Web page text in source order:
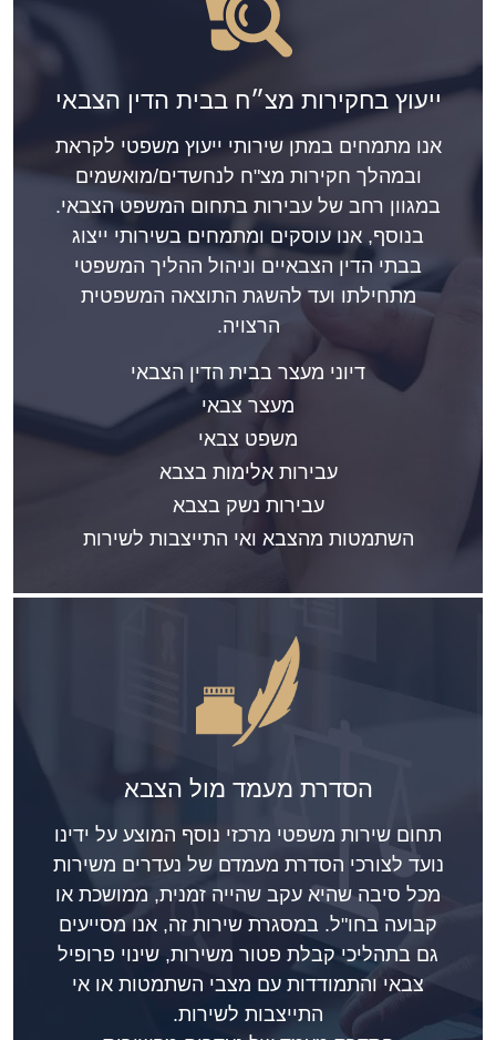
ייעוץ בחקירות מצ״ח בבית הדין הצבאי
אנו מתמחים במתן שירותי ייעוץ משפטי לקראת
ובמהלך חקירות מצ"ח לנחשדים/מואשמים
במגוון רחב של עבירות בתחום המשפט הצבאי.
בנוסף, אנו עוסקים ומתמחים בשירותי ייצוג
בבתי הדין הצבאיים וניהול ההליך המשפטי
מתחילתו ועד להשגת התוצאה המשפטית
הרצויה.
דיוני מעצר בבית הדין הצבאי
מעצר צבאי
משפט צבאי
עבירות אלימות בצבא
עבירות נשק בצבא
השתמטות מהצבא ואי התייצבות לשירות
הסדרת מעמד מול הצבא
תחום שירות משפטי מרכזי נוסף המוצע על ידינו
נועד לצורכי הסדרת מעמדם של נעדרים משירות
מכל סיבה שהיא עקב שהייה זמנית, ממושכת או
קבועה בחו"ל. במסגרת שירות זה, אנו מסייעים
גם בתהליכי קבלת פטור משירות, שינוי פרופיל
צבאי והתמודדות עם מצבי השתמטות או אי
התייצבות לשירות.